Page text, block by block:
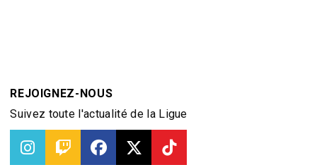
REJOIGNEZ-NOUS
Suivez toute l'actualité de la Ligue